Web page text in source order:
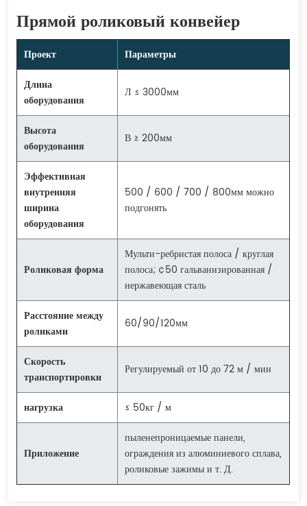
Прямой роликовый конвейер
Проект
Параметры
Длина
оборудования
Л ≤ 3000мм
Высота
оборудования
В ≥ 200мм
Эффективная
внутренняя
ширина
оборудования
500 / 600 / 700 / 800мм можно
подгонять
Роликовая форма
Мульти-ребристая полоса / круглая
полоса; ¢50 гальванизированная /
нержавеющая сталь
Расстояние между
роликами
60/90/120мм
Скорость
транспортировки
Регулируемый от 10 до 72 м / мин
нагрузка ≤ 50кг / м
Приложение
пыленепроницаемые панели,
ограждения из алюминиевого сплава,
роликовые зажимы и т. Д.